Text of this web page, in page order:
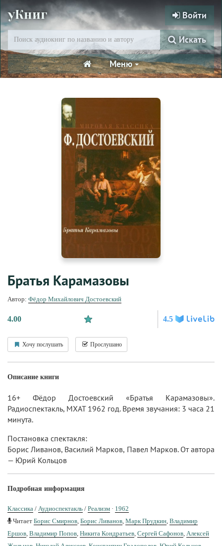
уКниг Войти
Искать
Меню
Братья Карамазовы
Автор: Фёдор Михайлович Достоевский
4.00 4.5
Хочу послушать Прослушано
Описание книги
16+ Фёдор Достоевский «Братья Карамазовы».
Радиоспектакль, МХАТ 1962 год. Время звучания: 3 часа 21
минута.
Постановка спектакля:
Борис Ливанов, Василий Марков, Павел Марков. От автора
— Юрий Кольцов
Подробная информация
Классика / Аудиоспектакль / Реализм · 1962
Читает Борис Смирнов Борис Ливанов Марк Прудкин Владимир
Ершов Владимир Попов Никита Кондратьев Сергей Сафонов Алексей